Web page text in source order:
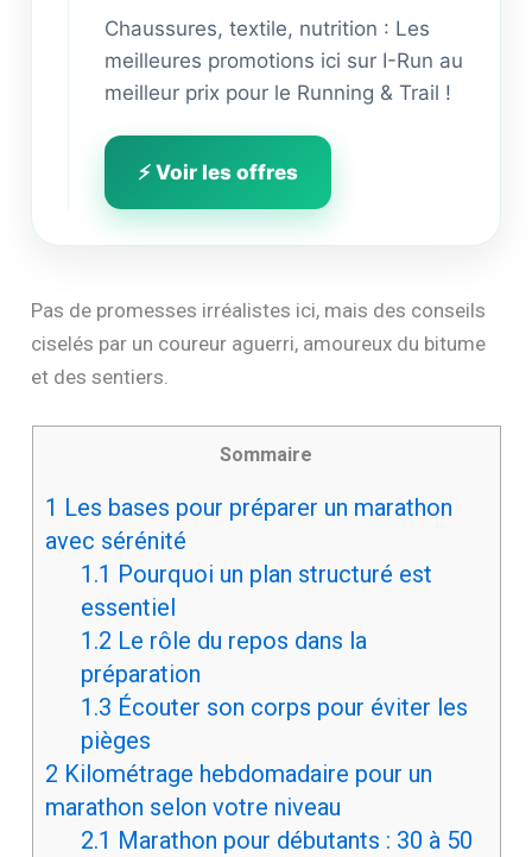
Chaussures, textile, nutrition : Les
meilleures promotions ici sur I-Run au
meilleur prix pour le Running & Trail !
⚡ Voir les offres
Pas de promesses irréalistes ici, mais des conseils
ciselés par un coureur aguerri, amoureux du bitume
et des sentiers.
Sommaire
1 Les bases pour préparer un marathon
avec sérénité
1.1 Pourquoi un plan structuré est
essentiel
1.2 Le rôle du repos dans la
préparation
1.3 Écouter son corps pour éviter les
pièges
2 Kilométrage hebdomadaire pour un
marathon selon votre niveau
2.1 Marathon pour débutants : 30 à 50